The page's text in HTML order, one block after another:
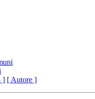
] [ Autore ]